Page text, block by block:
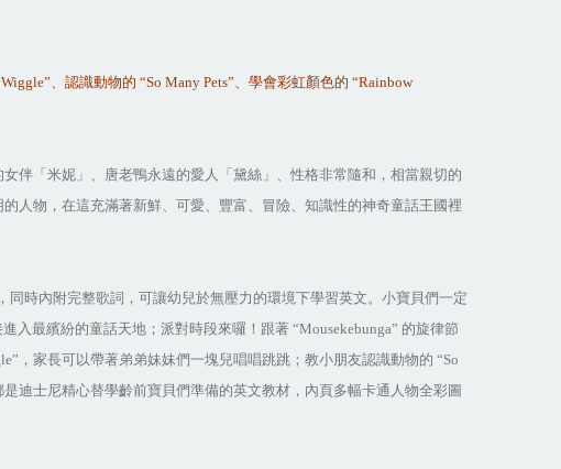
、認識動物的 “So Many Pets”、學會彩虹顏色的 “Rainbow
伴「米妮」、唐老鴨永遠的愛人「黛絲」、性格非常隨和，相當親切的
人物，在這充滿著新鮮、可愛、豐富、冒險、知識性的神奇童話王國裡
同時內附完整歌詞，可讓幼兒於無壓力的環境下學習英文。小寶貝們一定
入最繽紛的童話天地；派對時段來囉！跟著 “Mousekebunga” 的旋律節
，家長可以帶著弟弟妹妹們一塊兒唱唱跳跳；教小朋友認識動物的 “So
是迪士尼精心替學齡前寶貝們準備的英文教材，內頁多幅卡通人物全彩圖